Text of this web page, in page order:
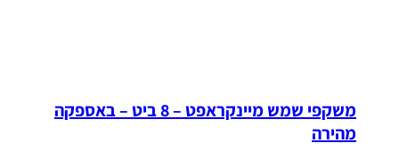
משקפי שמש מיינקראפט – 8 ביט – באספקה
מהירה